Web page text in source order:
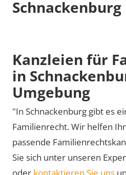
Schnackenburg
Kanzleien für
in
Umgebung
"In Schnackenburg gibt es
Familienrecht. Wir helfen
passende
Sie sich unter unseren